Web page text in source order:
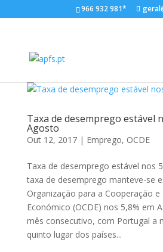
966 932 981*
Taxa de desemprego estável
Agosto
Out 12, 2017| Emprego, OCDE
Taxa de desemprego estável nos
taxa de desemprego manteve-se
Organização para a Cooperação
Económico (OCDE) nos 5,8% em
mês consecutivo, com Portugal a
quinto lugar dos países...